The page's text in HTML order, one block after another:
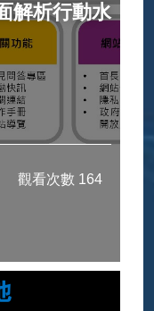
解析行動水
觀看次數 164